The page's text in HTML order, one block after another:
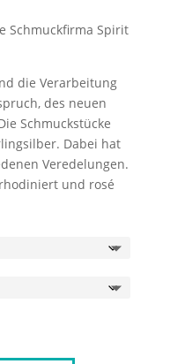
Schmuckfirma Spirit
die Verarbeitung
des neuen
Schmuckstücke
Dabei hat
Veredelungen.
und rosé